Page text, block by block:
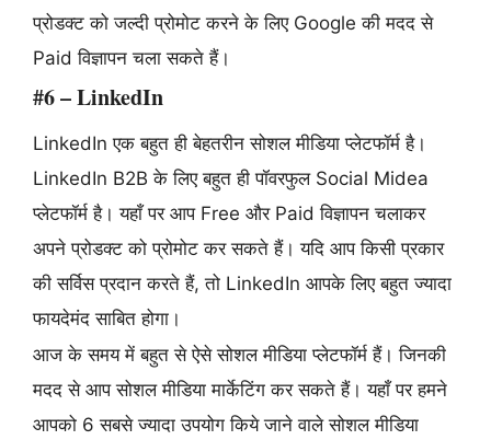
प्रोडक्ट को जल्दी प्रोमोट करने के लिए Google की मदद से
Paid विज्ञापन चला सकते हैं।
#6 – LinkedIn
LinkedIn एक बहुत ही बेहतरीन सोशल मीडिया प्लेटफॉर्म है।
LinkedIn B2B के लिए बहुत ही पॉवरफुल Social Midea
प्लेटफॉर्म है। यहाँ पर आप Free और Paid विज्ञापन चलाकर
अपने प्रोडक्ट को प्रोमोट कर सकते हैं। यदि आप किसी प्रकार
की सर्विस प्रदान करते हैं, तो LinkedIn आपके लिए बहुत ज्यादा
फायदेमंद साबित होगा।
आज के समय में बहुत से ऐसे सोशल मीडिया प्लेटफॉर्म हैं। जिनकी
मदद से आप सोशल मीडिया मार्केटिंग कर सकते हैं। यहाँ पर हमने
आपको 6 सबसे ज्यादा उपयोग किये जाने वाले सोशल मीडिया